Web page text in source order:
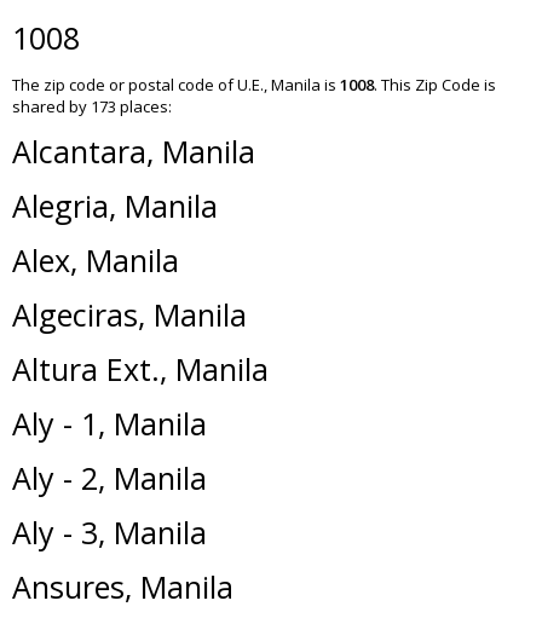
1008
The zip code or postal code of U.E., Manila is 1008. This Zip Code is
shared by 173 places:
Alcantara, Manila
Alegria, Manila
Alex, Manila
Algeciras, Manila
Altura Ext., Manila
Aly - 1, Manila
Aly - 2, Manila
Aly - 3, Manila
Ansures, Manila